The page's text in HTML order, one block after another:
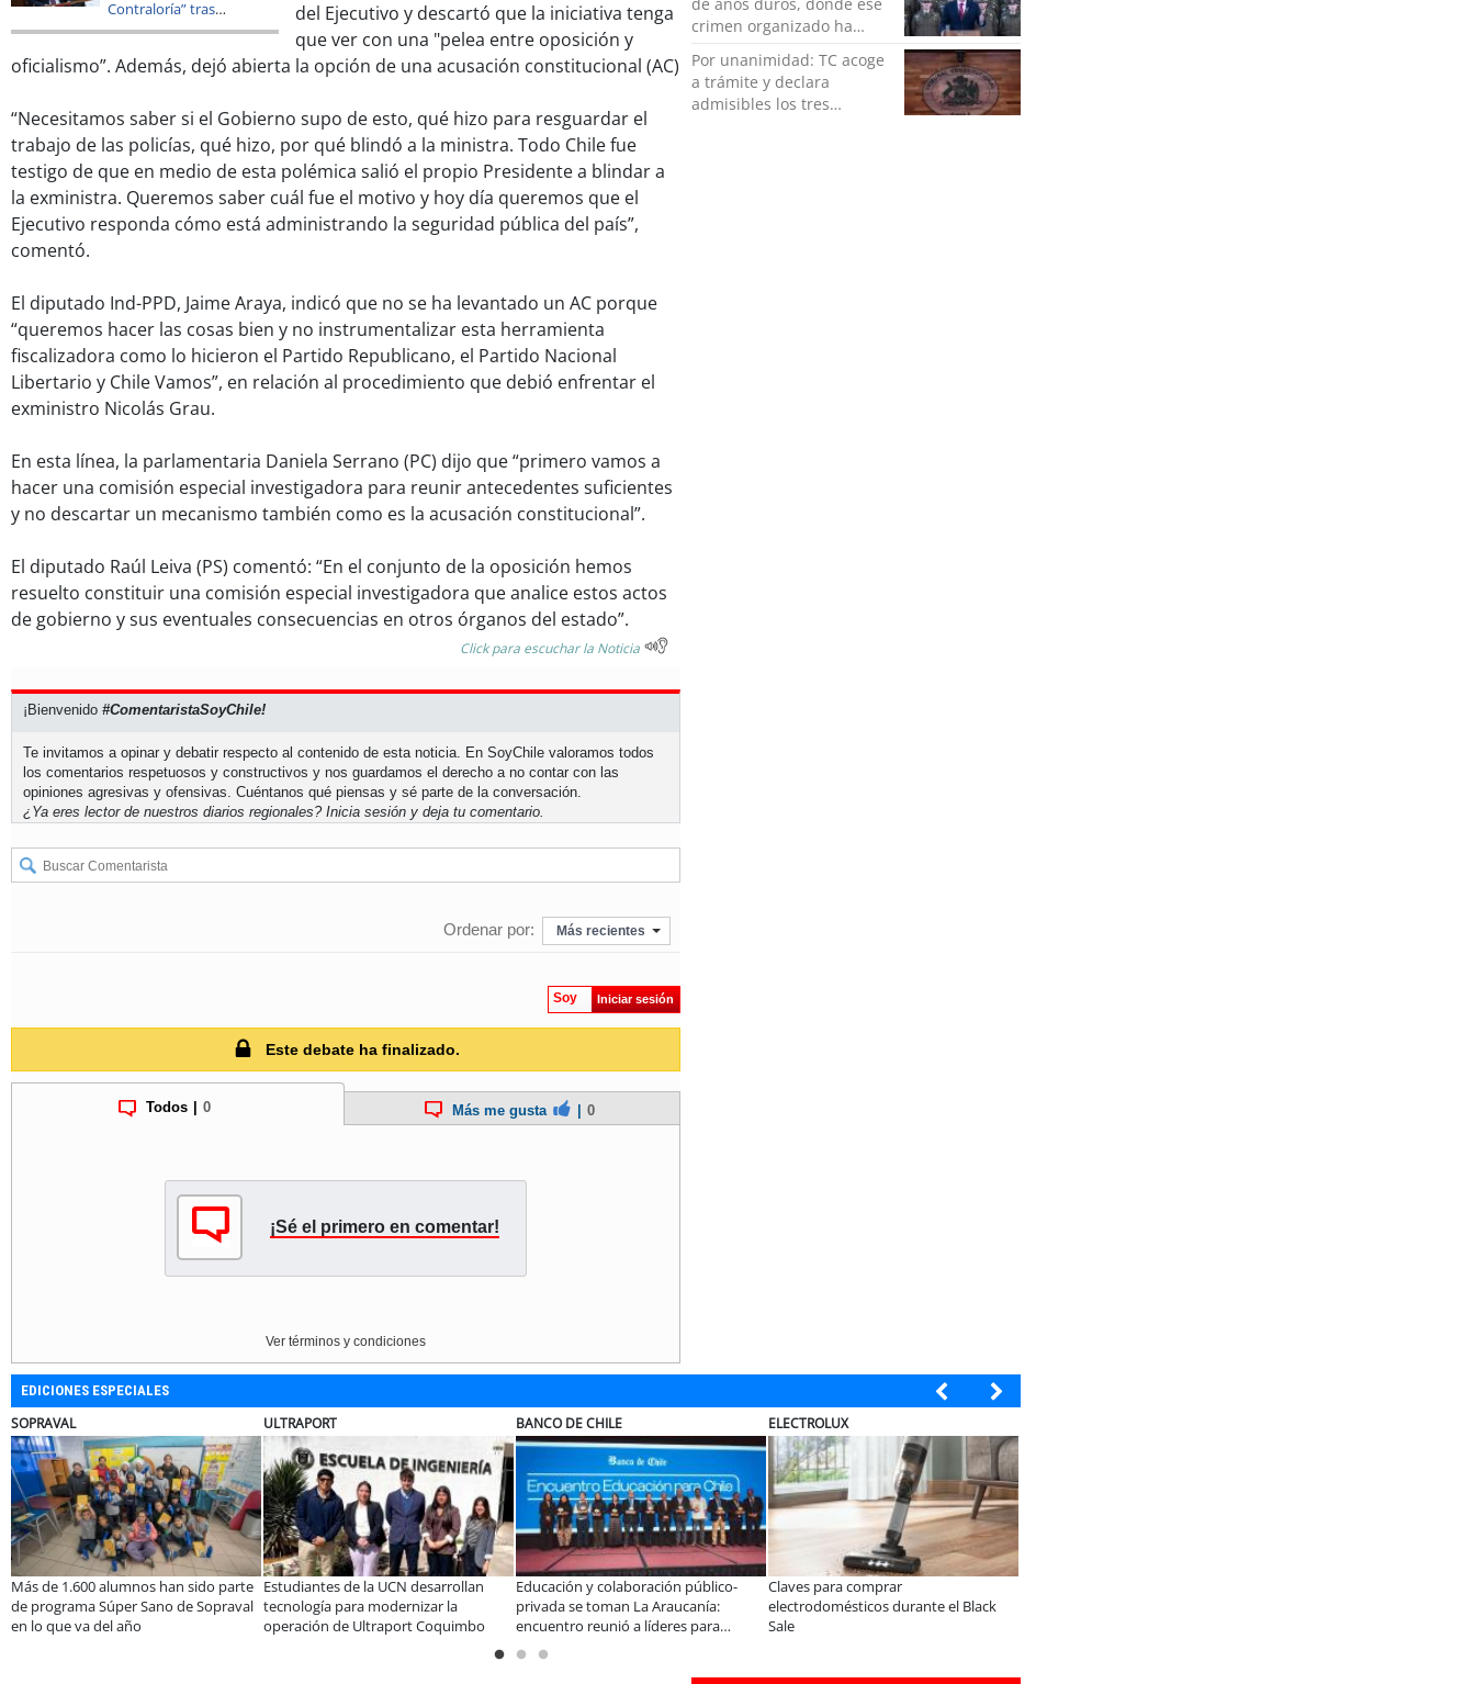
Contraloría” tras
dictamen por Steinert
del Ejecutivo y descartó que la iniciativa tenga
que ver con una "pelea entre oposición y
oficialismo”. Además, dejó abierta la opción de una acusación constitucional (AC)
“Necesitamos saber si el Gobierno supo de esto, qué hizo para resguardar el
trabajo de las policías, qué hizo, por qué blindó a la ministra. Todo Chile fue
testigo de que en medio de esta polémica salió el propio Presidente a blindar a
la exministra. Queremos saber cuál fue el motivo y hoy día queremos que el
Ejecutivo responda cómo está administrando la seguridad pública del país”,
comentó.
El diputado Ind-PPD, Jaime Araya, indicó que no se ha levantado un AC porque
“queremos hacer las cosas bien y no instrumentalizar esta herramienta
fiscalizadora como lo hicieron el Partido Republicano, el Partido Nacional
Libertario y Chile Vamos”, en relación al procedimiento que debió enfrentar el
exministro Nicolás Grau.
En esta línea, la parlamentaria Daniela Serrano (PC) dijo que “primero vamos a
hacer una comisión especial investigadora para reunir antecedentes suficientes
y no descartar un mecanismo también como es la acusación constitucional”.
El diputado Raúl Leiva (PS) comentó: “En el conjunto de la oposición hemos
resuelto constituir una comisión especial investigadora que analice estos actos
de gobierno y sus eventuales consecuencias en otros órganos del estado”.
Click para escuchar la Noticia
¡Bienvenido #ComentaristaSoyChile!
Te invitamos a opinar y debatir respecto al contenido de esta noticia. En SoyChile valoramos todos
los comentarios respetuosos y constructivos y nos guardamos el derecho a no contar con las
opiniones agresivas y ofensivas. Cuéntanos qué piensas y sé parte de la conversación.
¿Ya eres lector de nuestros diarios regionales? Inicia sesión y deja tu comentario.
Ordenar por: Más recientes
Soy Iniciar sesión
Este debate ha finalizado.
Todos 0 Más me gusta 0
¡Sé el primero en comentar!
Ver términos y condiciones
crimen organizado ha
ocupado un lugar que no
le corresponde”
Por unanimidad: TC acoge
a trámite y declara
admisibles los tres
EDICIONES ESPECIALES
de la UCN desarrollan
para modernizar la
de Ultraport Coquimbo
BANCO DE CHILE
Educación y colaboración público-
privada se toman La Araucanía:
encuentro reunió a líderes para
ELECTROLUX
Claves para comprar
electrodomésticos durante el Black
Sale
MUTUAL
A dos años de la Ley Karin:
especialistas afirman que el desafío es
consolidar un cambio cultural en las
Vecino Sopraval de Educación